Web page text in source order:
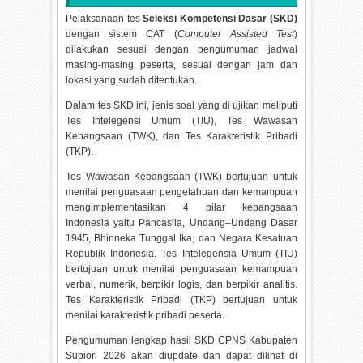
Pelaksanaan tesSeleksi Kompetensi Dasar (SKD)
dengan sistem CAT (Computer Assisted Test)
dilakukan sesuai dengan pengumuman jadwal
masing-masing peserta, sesuai dengan jam dan
lokasi yang sudah ditentukan.
Dalam tes SKD ini, jenis soal yang di ujikan meliputi
Tes Intelegensi Umum (TIU), Tes Wawasan
Kebangsaan (TWK), dan Tes Karakteristik Pribadi
(TKP).
Tes Wawasan Kebangsaan (TWK) bertujuan untuk
menilai penguasaan pengetahuan dan kemampuan
mengimplementasikan 4 pilar kebangsaan
Indonesia yaitu Pancasila, Undang–Undang Dasar
1945, Bhinneka Tunggal Ika, dan Negara Kesatuan
Republik Indonesia. Tes Intelegensia Umum (TIU)
bertujuan untuk menilai penguasaan kemampuan
verbal, numerik, berpikir logis, dan berpikir analitis.
Tes Karakteristik Pribadi (TKP) bertujuan untuk
menilai karakteristik pribadi peserta.
Pengumuman lengkap hasil SKD CPNS Kabupaten
Supiori2026 akan diupdate dan dapat dilihat di